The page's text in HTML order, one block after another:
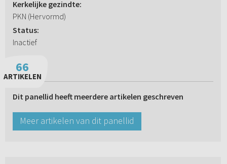
Kerkelijke gezindte:
PKN (Hervormd)
Status:
Inactief
66
ARTIKELEN
Dit panellid heeft meerdere artikelen geschreven
Meer artikelen van dit panellid